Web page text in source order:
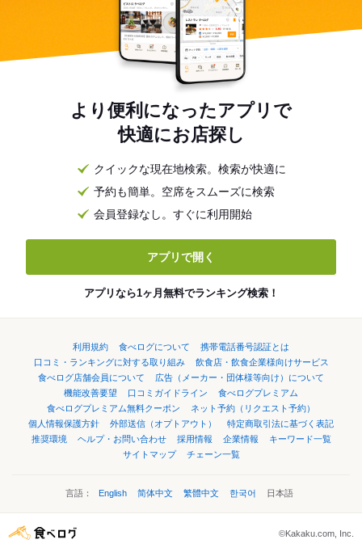
より便利になったアプリで
快適にお店探し
クイックな現在地検索。検索が快適に
予約も簡単。空席をスムーズに検索
会員登録なし。すぐに利用開始
アプリで開く
アプリなら1ヶ月無料でランキング検索！
利用規約 食べログについて
携帯電話番号認証とは
口コミ・ランキングに対する取り組み
飲食店・飲食企業様向けサービス
食べログ店舗会員について
広告（メーカー・団体様等向け）について
機能改善要望
口コミガイドライン
食べログプレミアム
食べログプレミアム無料クーポン
ネット予約（リクエスト予約）
個人情報保護方針
外部送信（オプトアウト）
特定商取引法に基づく表記
推奨環境
ヘルプ・お問い合わせ 採用情報 企業情報
キーワード一覧
サイトマップ
チェーン一覧
言語： English 简体中文 繁體中文 한국어 日本語
©Kakaku.com, Inc.